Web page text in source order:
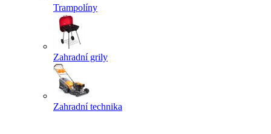
Trampolíny
Zahradní grily
Zahradní technika